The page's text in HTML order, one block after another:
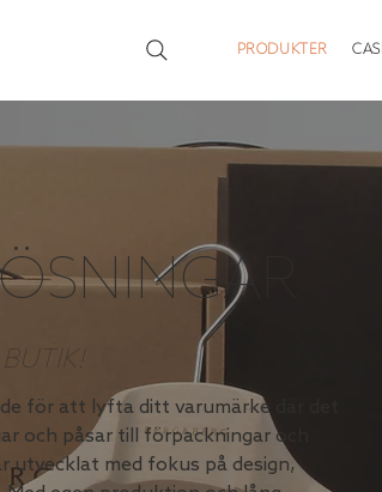
PRODUKTER
för att lyfta ditt varumärke där det
och påsar till förpackningar och
utvecklat med fokus på design,